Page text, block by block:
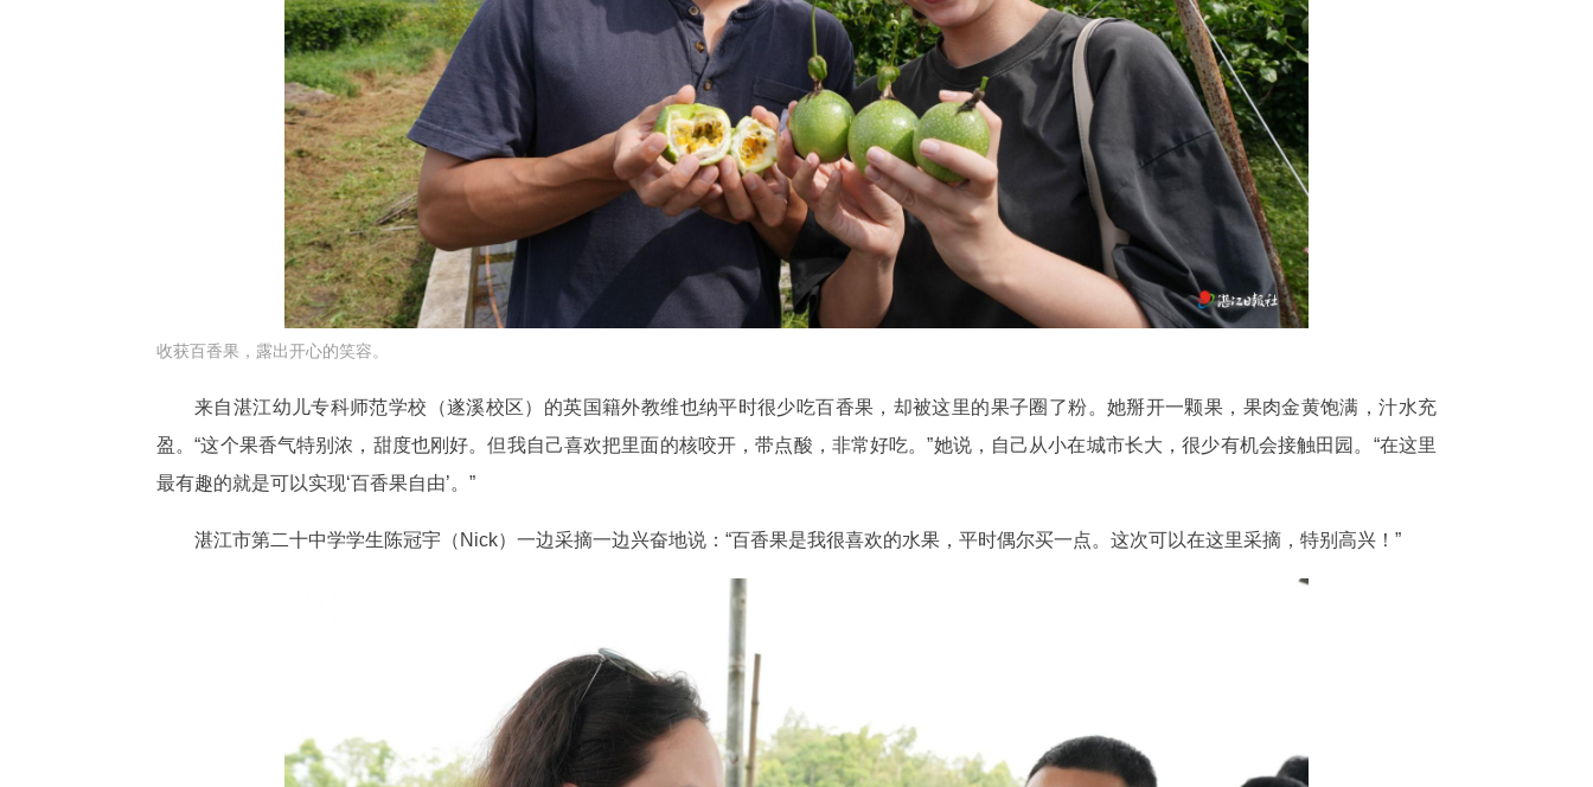
收获百香果，露出开心的笑容。
来自湛江幼儿专科师范学校（遂溪校区）的英国籍外教维也纳平时很少吃百香果，却被这里的果子圈了粉。她掰开一颗果，果肉金黄饱满，汁水充
盈。“这个果香气特别浓，甜度也刚好。但我自己喜欢把里面的核咬开，带点酸，非常好吃。”她说，自己从小在城市长大，很少有机会接触田园。“在这里
最有趣的就是可以实现‘百香果自由’。”
湛江市第二十中学学生陈冠宇（Nick）一边采摘一边兴奋地说：“百香果是我很喜欢的水果，平时偶尔买一点。这次可以在这里采摘，特别高兴！”